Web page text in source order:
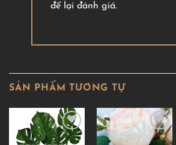
để lại đánh giá.
SẢN PHẨM TƯƠNG TỰ